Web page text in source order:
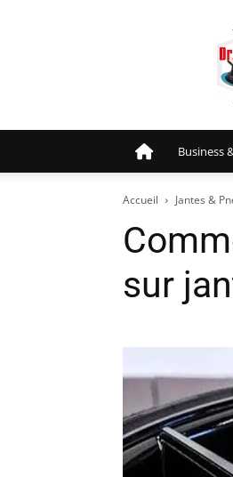
Page D’accueil.
Business
Accueil Jantes &
sur